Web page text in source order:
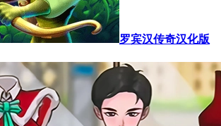
罗宾汉传奇汉化版